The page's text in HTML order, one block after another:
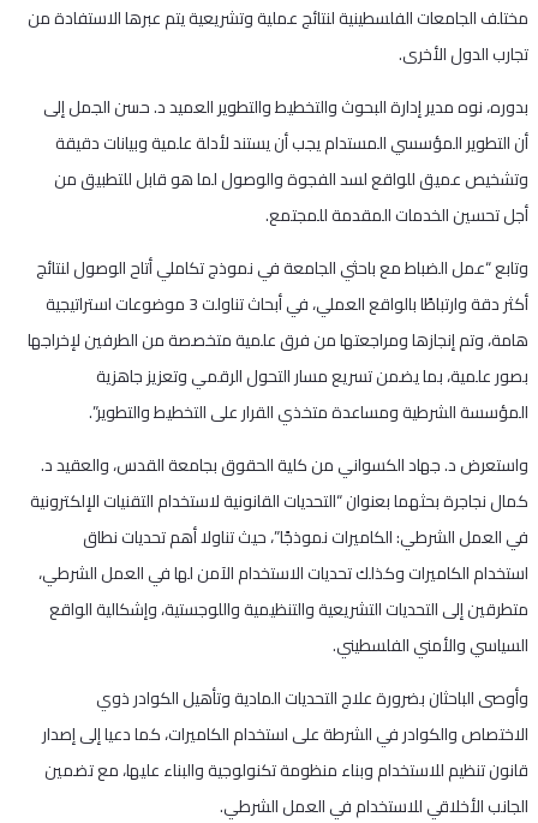
مختلف الجامعات الفلسطينية لنتائج عملية وتشريعية يتم عبرها الاستفادة من
تجارب الدول الأخرى.
بدوره، نوه مدير إدارة البحوث والتخطيط والتطوير العميد د. حسن الجمل إلى
أن التطوير المؤسسي المستدام يجب أن يستند لأدلة علمية وبيانات دقيقة
وتشخيص عميق للواقع لسد الفجوة والوصول لما هو قابل للتطبيق من
أجل تحسين الخدمات المقدمة للمجتمع.
وتابع “عمل الضباط مع باحثي الجامعة في نموذج تكاملي أتاح الوصول لنتائج
أكثر دقة وارتباطًا بالواقع العملي، في أبحاث تناولت 3 موضوعات استراتيجية
هامة، وتم إنجازها ومراجعتها من فرق علمية متخصصة من الطرفين لإخراجها
بصور علمية، بما يضمن تسريع مسار التحول الرقمي وتعزيز جاهزية
المؤسسة الشرطية ومساعدة متخذي القرار على التخطيط والتطوير”.
واستعرض د. جهاد الكسواني من كلية الحقوق بجامعة القدس، والعقيد د.
كمال نجاجرة بحثهما بعنوان “التحديات القانونية لاستخدام التقنيات الإلكترونية
في العمل الشرطي: الكاميرات نموذجًا”، حيث تناولا أهم تحديات نطاق
استخدام الكاميرات وكذلك تحديات الاستخدام الآمن لها في العمل الشرطي،
متطرقين إلى التحديات التشريعية والتنظيمية واللوجستية، وإشكالية الواقع
السياسي والأمني الفلسطيني.
وأوصى الباحثان بضرورة علاج التحديات المادية وتأهيل الكوادر ذوي
الاختصاص والكوادر في الشرطة على استخدام الكاميرات، كما دعيا إلى إصدار
قانون تنظيم للاستخدام وبناء منظومة تكنولوجية والبناء عليها، مع تضمين
الجانب الأخلاقي للاستخدام في العمل الشرطي.